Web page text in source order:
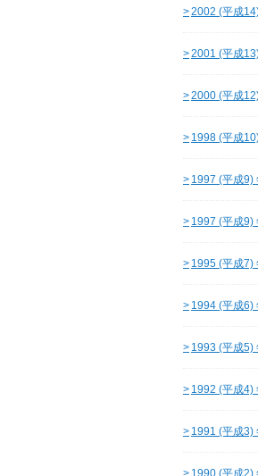
>2002 (平成
>2001 (平成
>2000 (平成
> 1998 (平成
> 1997 (平成9)
> 1997 (平成9)
> 1995 (平成7)
> 1994 (平成6)
> 1993 (平成5)
> 1992 (平成4)
> 1991 (平成3)
> 1990 (平成2)